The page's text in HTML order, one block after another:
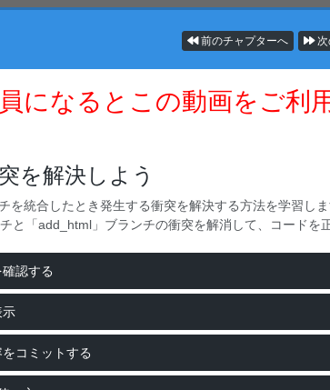
次
前のチャプターへ
になるとこの動画をご利
を解決しよう
を統合したとき発生する衝突を解決する方法を学習し
と「add_html」ブランチの衝突を解消して、コードを
認する
示
コミットする